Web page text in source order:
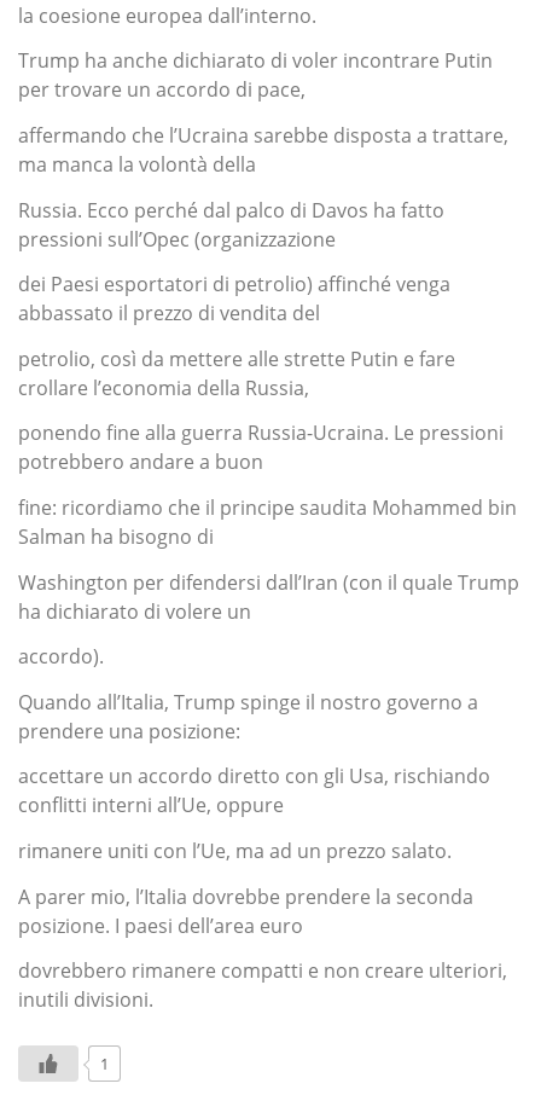
la coesione europea dall’interno.
Trump ha anche dichiarato di voler incontrare Putin
per trovare un accordo di pace,
affermando che l’Ucraina sarebbe disposta a trattare,
ma manca la volontà della
Russia. Ecco perché dal palco di Davos ha fatto
pressioni sull’Opec (organizzazione
dei Paesi esportatori di petrolio) affinché venga
abbassato il prezzo di vendita del
petrolio, così da mettere alle strette Putin e fare
crollare l’economia della Russia,
ponendo fine alla guerra Russia-Ucraina. Le pressioni
potrebbero andare a buon
fine: ricordiamo che il principe saudita Mohammed bin
Salman ha bisogno di
Washington per difendersi dall’Iran (con il quale Trump
ha dichiarato di volere un
accordo).
Quando all’Italia, Trump spinge il nostro governo a
prendere una posizione:
accettare un accordo diretto con gli Usa, rischiando
conflitti interni all’Ue, oppure
rimanere uniti con l’Ue, ma ad un prezzo salato.
A parer mio, l’Italia dovrebbe prendere la seconda
posizione. I paesi dell’area euro
dovrebbero rimanere compatti e non creare ulteriori,
inutili divisioni.
1